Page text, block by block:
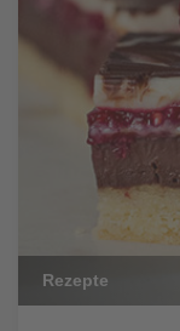
Rezepte